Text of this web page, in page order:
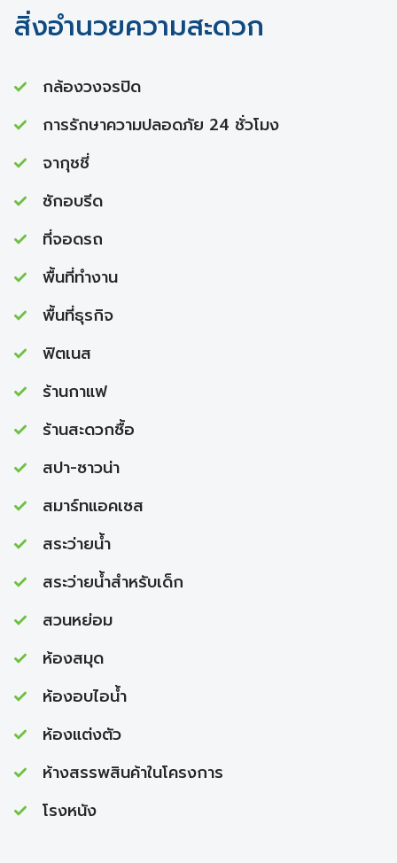
สิ่งอำนวยความสะดวก
กล้องวงจรปิด
การรักษาความปลอดภัย 24 ชั่วโมง
จากุชชี่
ซักอบรีด
ที่จอดรถ
พื้นที่ทำงาน
พื้นที่ธุรกิจ
ฟิตเนส
ร้านกาแฟ
ร้านสะดวกซื้อ
สปา-ซาวน่า
สมาร์ทแอคเซส
สระว่ายนํ้า
สระว่ายนํ้าสำหรับเด็ก
สวนหย่อม
ห้องสมุด
ห้องอบไอนํ้า
ห้องแต่งตัว
ห้างสรรพสินค้าในโครงการ
โรงหนัง